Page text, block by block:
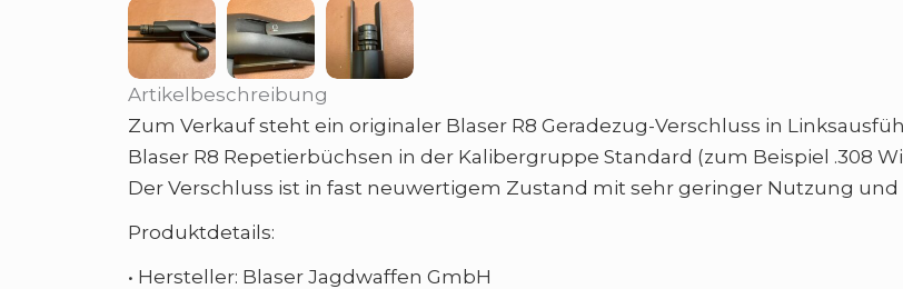
Artikelbeschreibung
Zum Verkauf steht ein originaler Blaser R8 Geradezug-Verschluss in
Blaser R8 Repetierbüchsen in der Kalibergruppe Standard (zum Beispiel .308
Der Verschluss ist in fast neuwertigem Zustand mit sehr geringer Nutzung
Produktdetails:
• Hersteller: Blaser Jagdwaffen GmbH